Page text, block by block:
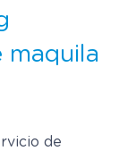
maquila
de